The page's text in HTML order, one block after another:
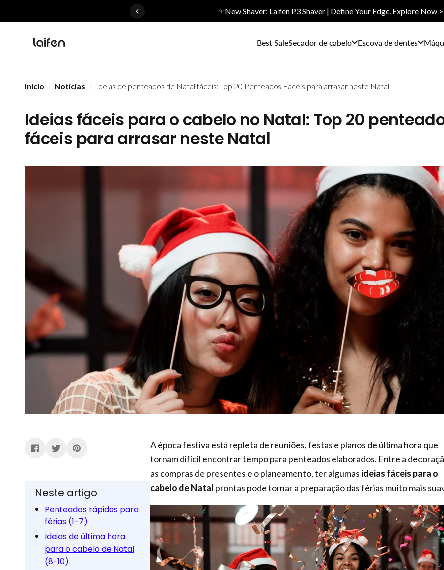
✨New Shaver: Laifen P3 Shaver | Define Your Edge. Explore Now
Best SaleSecador de cabelo Escova de dentes
Início / Notícias / Ideias de penteados de Natal fáceis: Top 20 Penteados Fáceis para arrasar neste Natal
Ideias fáceis para o cabelo no Natal: Top 20
fáceis para arrasar neste Natal
Neste artigo
Penteados rápidos para
férias (1-7)
Ideias de última hora
para o cabelo de Natal
(8-10)
A época festiva está repleta de reuniões, festas e planos de última hora que
tornam difícil encontrar tempo para penteados elaborados. Entre a
as compras de presentes e o planeamento, ter algumas ideias fáceis para o
cabelo de Natal prontas pode tornar a preparação das férias muito mais